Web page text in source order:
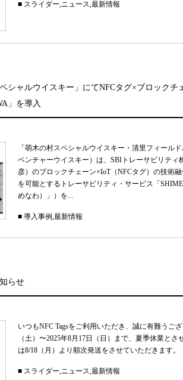
■ スライダー,ニュース,最新情報
ペシャルウイスキー」にてNFCタグ×ブロックチ
」を導入
「萌木の村スペシャルウイスキー・清里フィール
ベンチャーウイスキー）は、SBIトレーサビリテ
彦）のブロックチェーン×IoT（NFCタグ）の技術
を可能とするトレーサビリティ・サービス「
めなわ）」）を...
■ 導入事例,最新情報
らせ
いつもNFC Tagsをご利用いただき、誠に有難う
（土）〜2025年8月17日（日）まで、夏季休業と
は8/18（月）より順次発送をさせていただきま
■ スライダー,ニュース,最新情報